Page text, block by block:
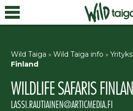
Wild Taiga »Wild Taiga info »
Finland
WILDLIFE SAFARIS
LASSI.RAUTIAINEN@ARTICMEDIA.FI